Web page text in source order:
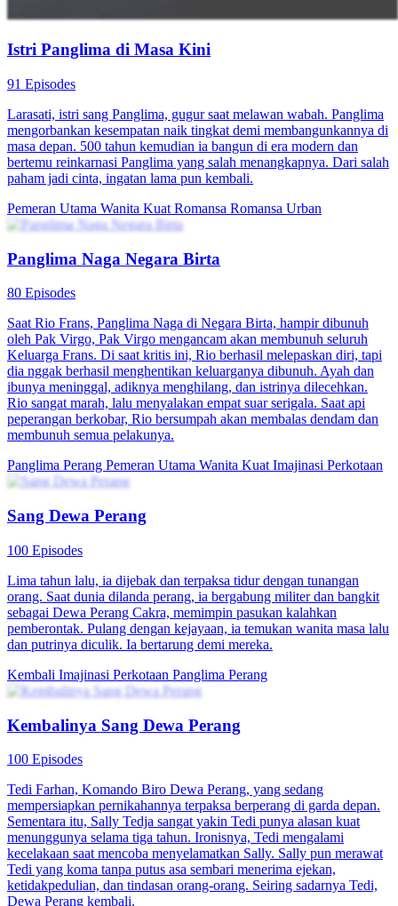
Istri Panglima di Masa Kini
91 Episodes
Larasati, istri sang Panglima, gugur saat melawan wabah. Panglima
mengorbankan kesempatan naik tingkat demi membangunkannya di
masa depan. 500 tahun kemudian ia bangun di era modern dan
bertemu reinkarnasi Panglima yang salah menangkapnya. Dari salah
paham jadi cinta, ingatan lama pun kembali.